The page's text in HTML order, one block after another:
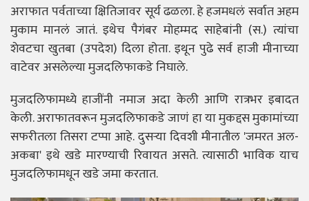
अराफात पर्वताच्या क्षितिजावर सूर्य ढळला. हे हजमधलं सर्वात अहम
मुकाम मानलं जातं. इथेच पैगंबर मोहम्मद साहेबांनी (स.) त्यांचा
शेवटचा खुतबा (उपदेश) दिला होता. इथून पुढे सर्व हाजी मीनाच्या
वाटेवर असलेल्या मुजदलिफाकडे निघाले.
मुजदलिफामध्ये हाजींनी नमाज अदा केली आणि रात्रभर इबादत
केली. अराफातवरून मुजदलिफाकडे जाणं हा या मुकद्दस मुकामांच्या
सफरीतला तिसरा टप्पा आहे.दुसऱ्या दिवशी मीनातील 'जमरत अल-
अकबा' इथे खडे मारण्याची रिवायत असते. त्यासाठी भाविक याच
मुजदलिफामधून खडे जमा करतात.